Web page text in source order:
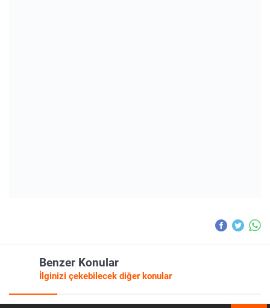
Benzer Konular
İlginizi çekebilecek diğer konular